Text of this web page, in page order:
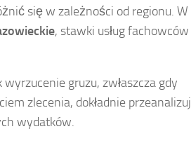
się w zależności od regionu. W
, stawki usług fachowców
gruzu, zwłaszcza gdy
zlecenia, dokładnie przeanalizuj
wydatków.